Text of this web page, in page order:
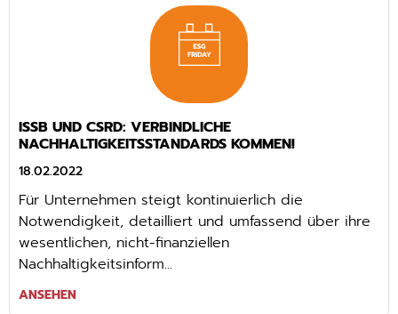
ISSB UND CSRD: VERBINDLICHE
NACHHALTIGKEITSSTANDARDS KOMMEN!
18.02.2022
Für Unternehmen steigt kontinuierlich die
Notwendigkeit, detailliert und umfassend über ihre
wesentlichen, nicht-finanziellen
Nachhaltigkeitsinform...
ANSEHEN